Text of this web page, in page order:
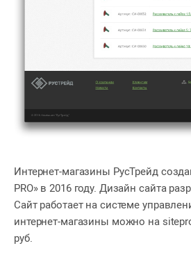
Интернет-магазины РусТрейд
PRO» в 2016 году. Дизайн сайта
Сайт работает на системе
интернет-магазины можно на
руб.